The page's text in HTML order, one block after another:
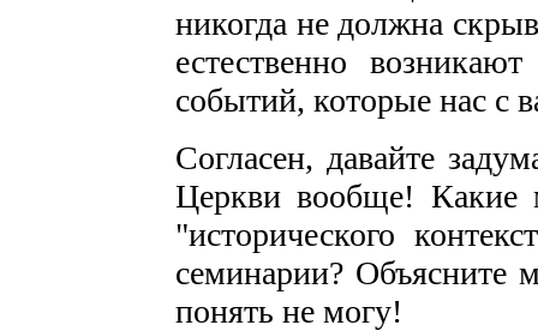
никогда не должна
естественно
событий, которые нас с
Согласен, давайте
Церкви вообще! Какие
"исторического
семинарии? Объясните
понять не могу!